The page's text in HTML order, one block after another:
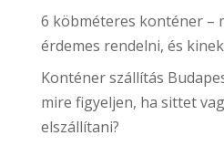
6 köbméteres konténer –
érdemes rendelni, és
Konténer szállítás
mire figyeljen, ha sittet
elszállítani?